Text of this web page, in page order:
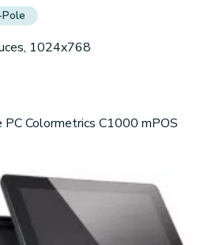
1024x768
Colormetrics C1000 mPOS